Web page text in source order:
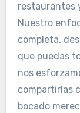
restaurantes
Nuestro
completa,
que puedas
nos
compartirlas
bocado